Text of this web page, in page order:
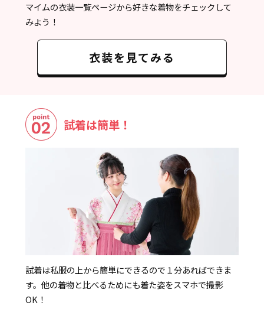
マイムの衣装一覧ページから好きな着物をチェックして
みよう！
衣装を見てみる
試着は簡単！
試着は私服の上から簡単にできるので１分あればできま
す。他の着物と比べるためにも着た姿をスマホで撮影
OK！